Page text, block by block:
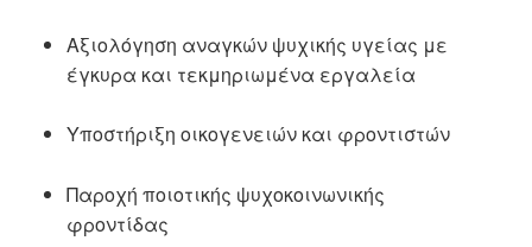
Αξιολόγηση αναγκών ψυχικής υγείας με
έγκυρα και τεκμηριωμένα εργαλεία
Υποστήριξη οικογενειών και φροντιστών
Παροχή ποιοτικής ψυχοκοινωνικής
φροντίδας